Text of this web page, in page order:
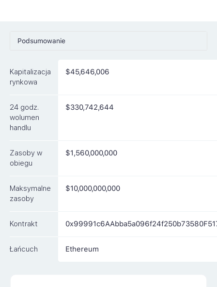
Podsumowanie
Rynki
FAQ
Kapitalizacja
rynkowa
$45,646,006
24 godz.
wolumen
handlu
$330,742,644
Zasoby w
obiegu
$1,560,000,000
Maksymalne
zasoby
$10,000,000,000
Kontrakt
Łańcuch Ethereum